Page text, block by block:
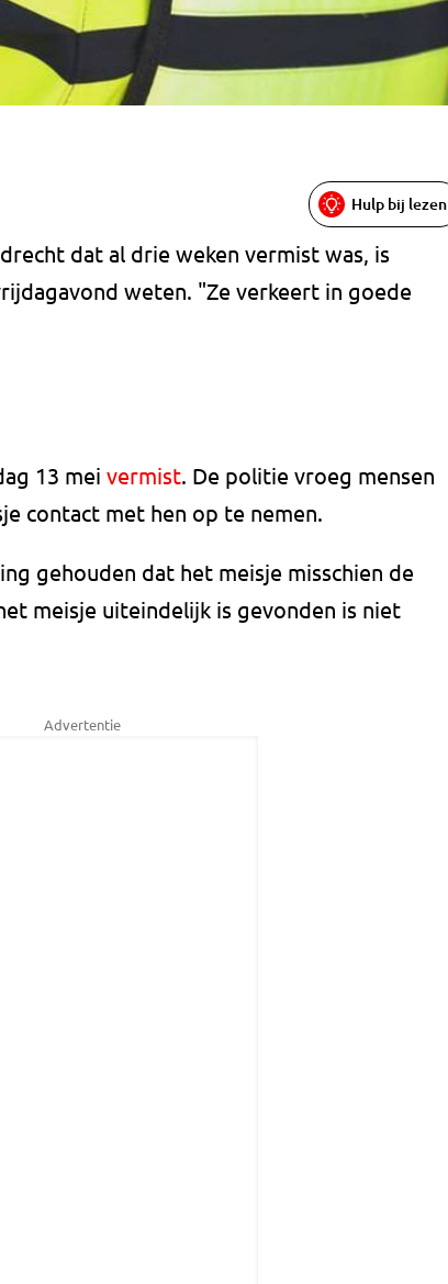
Hulp bij lezen
dat al drie weken vermist was, is
weten. "Ze verkeert in goede
13 mei vermist. De politie vroeg mensen
contact met hen op te nemen.
gehouden dat het meisje misschien de
meisje uiteindelijk is gevonden is niet
Advertentie